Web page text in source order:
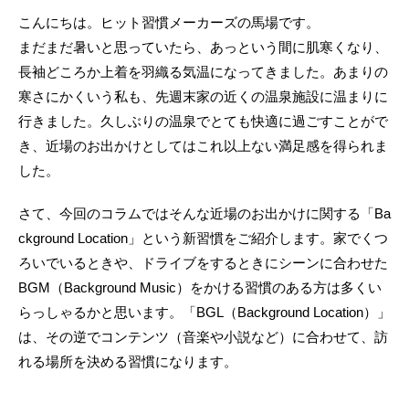
こんにちは。ヒット習慣メーカーズの馬場です。
まだまだ暑いと思っていたら、あっという間に肌寒くなり、
長袖どころか上着を羽織る気温になってきました。あまりの
寒さにかくいう私も、先週末家の近くの温泉施設に温まりに
行きました。久しぶりの温泉でとても快適に過ごすことがで
き、近場のお出かけとしてはこれ以上ない満足感を得られま
した。
さて、今回のコラムではそんな近場のお出かけに関する「Ba
ckground Location」という新習慣をご紹介します。家でくつ
ろいでいるときや、ドライブをするときにシーンに合わせた
BGM（Background Music）をかける習慣のある方は多くい
らっしゃるかと思います。「BGL（Background Location）」
は、その逆でコンテンツ（音楽や小説など）に合わせて、訪
れる場所を決める習慣になります。